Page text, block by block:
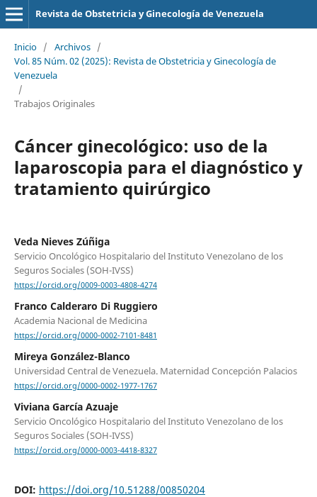
Revista de Obstetricia y Ginecología de Venezuela
Inicio / Archivos /
Vol. 85 Núm. 02 (2025): Revista de Obstetricia y Ginecología de
Venezuela
/
Trabajos Originales
Cáncer ginecológico: uso de la
laparoscopia para el diagnóstico y
tratamiento quirúrgico
Veda Nieves Zúñiga
Servicio Oncológico Hospitalario del Instituto Venezolano de los
Seguros Sociales (SOH-IVSS)
https://orcid.org/0009-0003-4808-4274
Franco Calderaro Di Ruggiero
Academia Nacional de Medicina
https://orcid.org/0000-0002-7101-8481
Mireya González-Blanco
Universidad Central de Venezuela. Maternidad Concepción Palacios
https://orcid.org/0000-0002-1977-1767
Viviana García Azuaje
Servicio Oncológico Hospitalario del Instituto Venezolano de los
Seguros Sociales (SOH-IVSS)
https://orcid.org/0000-0003-4418-8327
DOI: https://doi.org/10.51288/00850204